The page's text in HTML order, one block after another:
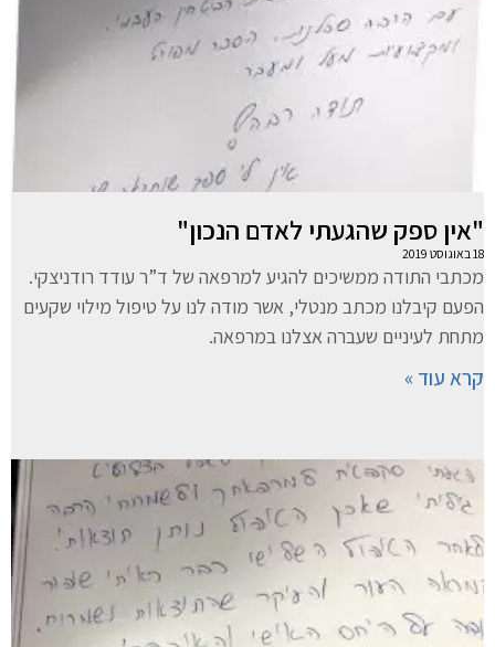
"אין ספק שהגעתי לאדם הנכון"
18 באוגוסט 2019
מכתבי התודה ממשיכים להגיע למרפאה של ד”ר עודד רודניצקי.
הפעם קיבלנו מכתב מנטלי, אשר מודה לנו על טיפול מילוי שקעים
מתחת לעיניים שעברה אצלנו במרפאה.
קרא עוד »